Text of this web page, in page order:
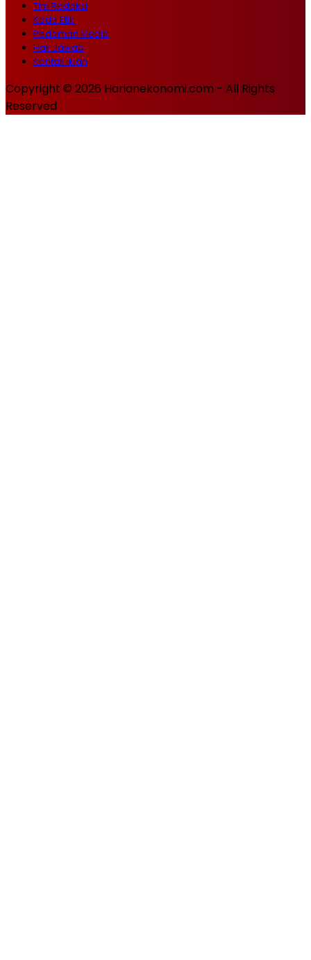
Tim Redaksi
Kode Etik
Pedoman Media
Hak Jawab
Kontak Iklan
Copyright © 2026 Harianekonomi.com - All Rights
Reserved